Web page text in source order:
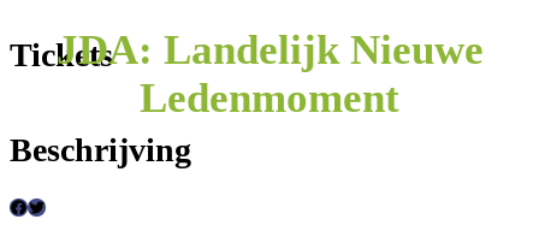
JDA: Landelijk Nieuwe
Ledenmoment
Tickets
Beschrijving
F T